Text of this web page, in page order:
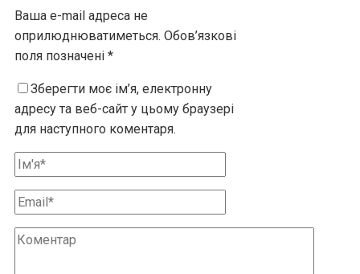
Ваша e-mail адреса не
оприлюднюватиметься. Обов’язкові
поля позначені *
Зберегти моє ім’я, електронну
адресу та веб-сайт у цьому браузері
для наступного коментаря.